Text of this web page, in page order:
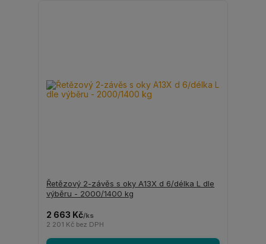
Řetězový 2-závěs s oky A13X d 6/délka L dle
výběru - 2000/1400 kg
2 663 Kč/ks
2 201 Kč bez DPH